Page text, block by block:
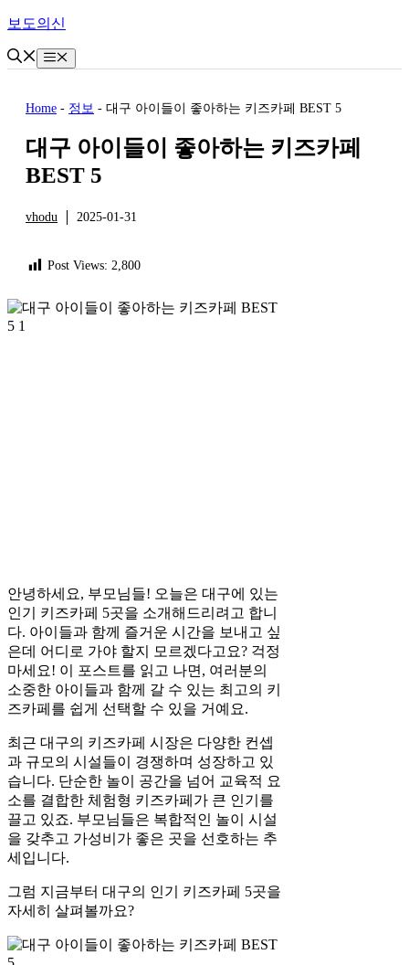
Skip
content
보도의신
Menu
Home - 정보 - 대구 아이들이 좋아하는 키즈카페 BEST 5
대구 아이들이 좋아하는 키즈카페
BEST 5
vhodu 2025-01-31
Post Views: 2,800
안녕하세요, 부모님들! 오늘은 대구에 있는
인기 키즈카페 5곳을 소개해드리려고 합니
다. 아이들과 함께 즐거운 시간을 보내고 싶
은데 어디로 가야 할지 모르겠다고요? 걱정
마세요! 이 포스트를 읽고 나면, 여러분의
소중한 아이들과 함께 갈 수 있는 최고의 키
즈카페를 쉽게 선택할 수 있을 거예요.
최근 대구의 키즈카페 시장은 다양한 컨셉
과 규모의 시설들이 경쟁하며 성장하고 있
습니다. 단순한 놀이 공간을 넘어 교육적 요
소를 결합한 체험형 키즈카페가 큰 인기를
끌고 있죠. 부모님들은 복합적인 놀이 시설
을 갖추고 가성비가 좋은 곳을 선호하는 추
세입니다.
그럼 지금부터 대구의 인기 키즈카페 5곳을
자세히 살펴볼까요?